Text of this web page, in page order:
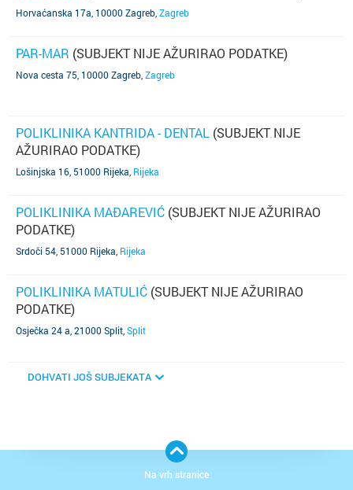
Horvaćanska 17a, 10000 Zagreb Zagreb
PAR-MAR (SUBJEKT NIJE AŽURIRAO PODATKE)
Nova cesta 75, 10000 Zagreb Zagreb
POLIKLINIKA KANTRIDA - DENTAL (SUBJEKT NIJE
AŽURIRAO PODATKE)
Lošinjska 16, 51000 Rijeka Rijeka
POLIKLINIKA MAĐAREVIĆ (SUBJEKT NIJE AŽURIRAO
PODATKE)
Srdoči 54, 51000 Rijeka Rijeka
POLIKLINIKA MATULIĆ (SUBJEKT NIJE AŽURIRAO
PODATKE)
Osječka 24 a, 21000 Split Split
DOHVATI JOŠ SUBJEKATA
Na vrh stranice